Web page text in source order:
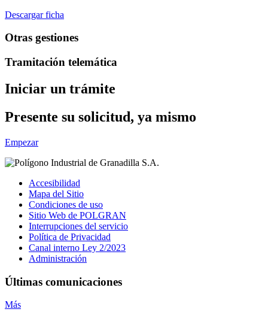
Descargar ficha
Otras gestiones
Tramitación telemática
Iniciar un trámite
Presente su solicitud, ya mismo
Empezar
Accesibilidad
Mapa del Sitio
Condiciones de uso
Sitio Web de POLGRAN
Interrupciones del servicio
Política de Privacidad
Canal interno Ley 2/2023
Administración
Últimas comunicaciones
Más